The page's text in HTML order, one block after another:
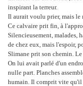
inspirant la terreur.
Il aurait voulu prier, mais le
Ce calvaire prit fin, à
Silencieusement, malades,
de chez eux, mais l'espoir,
Slimane prit son chemin.
On lui avait parlé d'un
nulle part. Planches
humain. Il comprit vite qu'il